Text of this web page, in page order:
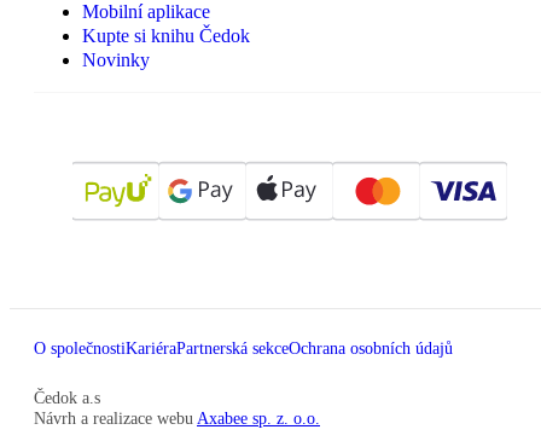
Mobilní aplikace
Kupte si knihu Čedok
Novinky
O společnostiKariéraPartnerská sekceOchrana osobních údajů
Čedok a.s
Návrh a realizace webu Axabee sp. z. o.o.